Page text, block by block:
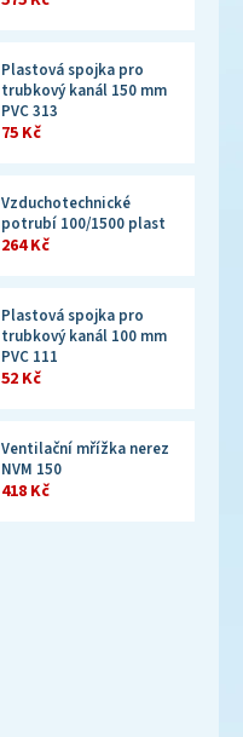
Plastová spojka pro
trubkový kanál 150 mm
PVC 313
75 Kč
Vzduchotechnické
potrubí 100/1500 plast
264 Kč
Plastová spojka pro
trubkový kanál 100 mm
PVC 111
52 Kč
Ventilační mřížka nerez
NVM 150
418 Kč